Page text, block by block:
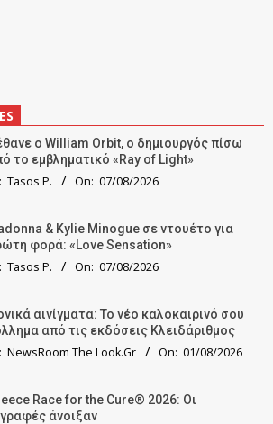
ο William Orbit, ο δημιουργός πίσω
το εμβληματικό «Ray of Light»
Tasos P. On: 07/08/2026
& Kylie Minogue σε ντουέτο για
φορά: «Love Sensation»
Tasos P. On: 07/08/2026
αινίγματα: Το νέο καλοκαιρινό σου
από τις εκδόσεις Κλειδάριθμος
NewsRoom The Look.Gr On: 01/08/2026
Race for the Cure® 2026: Οι
άνοιξαν